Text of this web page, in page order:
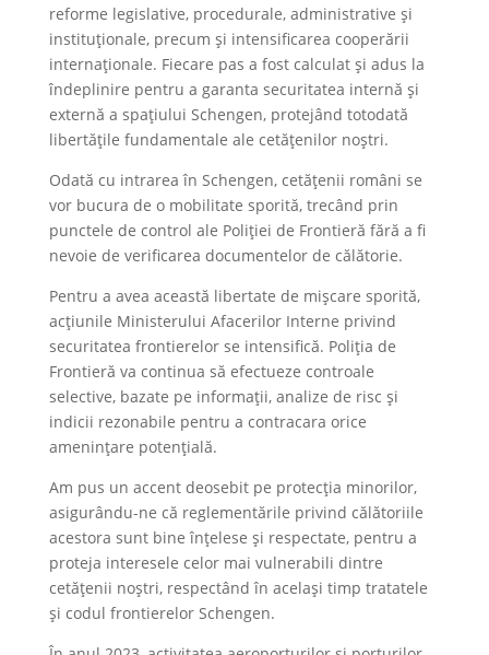
reforme legislative, procedurale, administrative și
instituționale, precum și intensificarea cooperării
internaționale. Fiecare pas a fost calculat și adus la
îndeplinire pentru a garanta securitatea internă și
externă a spațiului Schengen, protejând totodată
libertățile fundamentale ale cetățenilor noștri.
Odată cu intrarea în Schengen, cetățenii români se
vor bucura de o mobilitate sporită, trecând prin
punctele de control ale Poliției de Frontieră fără a fi
nevoie de verificarea documentelor de călătorie.
Pentru a avea această libertate de mișcare sporită,
acțiunile Ministerului Afacerilor Interne privind
securitatea frontierelor se intensifică. Poliția de
Frontieră va continua să efectueze controale
selective, bazate pe informații, analize de risc și
indicii rezonabile pentru a contracara orice
amenințare potențială.
Am pus un accent deosebit pe protecția minorilor,
asigurându-ne că reglementările privind călătoriile
acestora sunt bine înțelese și respectate, pentru a
proteja interesele celor mai vulnerabili dintre
cetățenii noștri, respectând în același timp tratatele
și codul frontierelor Schengen.